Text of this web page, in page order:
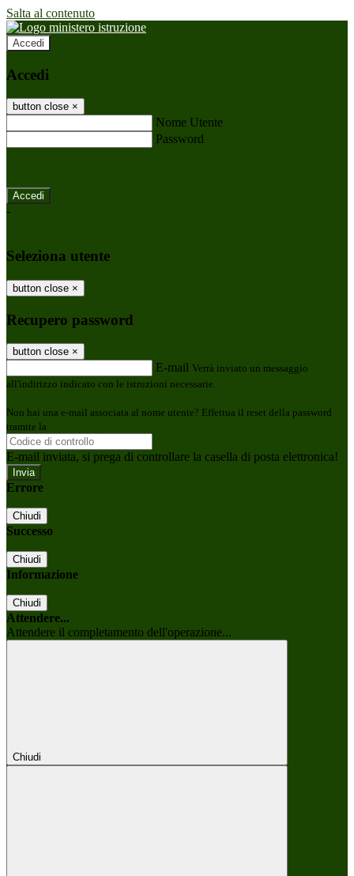
Salta al contenuto
Accedi
Accedi
button close ×
Nome Utente
Password
-
Seleziona utente
button close ×
Recupero password
button close ×
E-mail Verrà inviato un messaggio
all'indirizzo indicato con le istruzioni necessarie.
Non hai una e-mail associata al nome utente? Effettua il reset della password
tramite la
E-mail inviata, si prega di controllare la casella di posta elettronica!
Errore
Chiudi
Successo
Chiudi
Informazione
Chiudi
Attendere...
Attendere il completamento dell'operazione...
Chiudi